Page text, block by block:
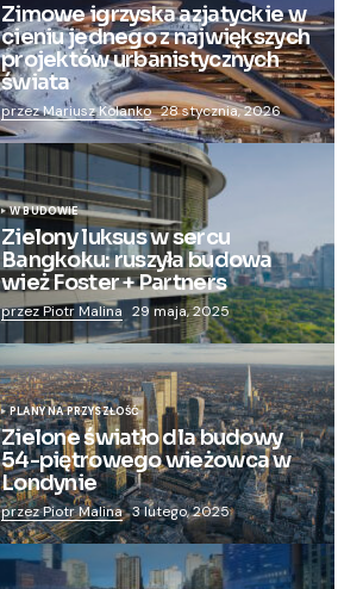
Zimowe igrzyska azjatyckie w
cieniu jednego z największych
projektów urbanistycznych
świata
przez Mariusz Kolanko 28 stycznia, 2026
W BUDOWIE
Zielony luksus w sercu
Bangkoku: ruszyła budowa
wież Foster + Partners
przez Piotr Malina 29 maja, 2025
PLANY NA PRZYSZŁOŚĆ
Zielone światło dla budowy
54-piętrowego wieżowca w
Londynie
przez Piotr Malina 3 lutego, 2025